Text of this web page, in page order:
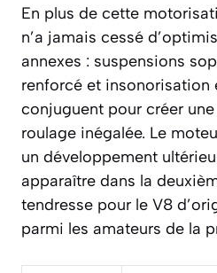
En plus de cette
n’a jamais cessé
annexes : suspensions
renforcé et insonorisation
conjuguent pour créer
roulage inégalée. Le
un développement
apparaître dans la
tendresse pour le V8
parmi les amateurs de la